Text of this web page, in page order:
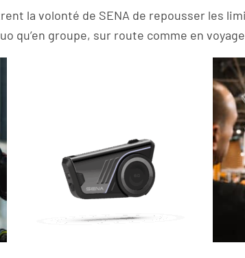
la volonté de SENA de repousser les
qu’en groupe, sur route comme en